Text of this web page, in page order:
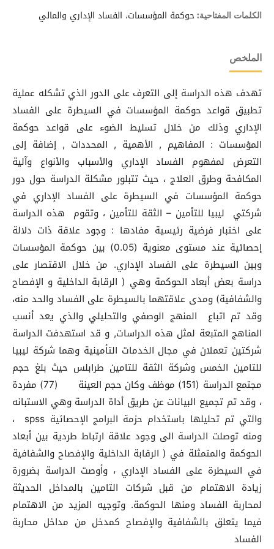
الكلمات المفتاحية: حوكمة المؤسسات، الفساد الإداري والمالي
الملخص
تهدف هذه الدراسة إلى التعرف على الدور الذي تشكله عملية
تطبيق قواعد حوكمة المؤسسات في السيطرة على الفساد
الإداري وذلك من خلال تسليط الضوء على قواعد حوكمة
المؤسسات : المفاهيم , الأهمية , المحددات , إضافة إلى
التعرض لمفهوم الفساد الإداري والأسباب والأنواع وآلية
المكافحة وطرق العلاج ، حيث تتبلور مشكلة الدراسة حول دور
حوكمة المؤسسات في السيطرة على الفساد الإداري في
شركتي ليبيا للتأمين – الثقة للتأمين ، وتقوم هذه الدراسة
على اختبار فرضية رئيسية مفادها : وجود علاقة ذات دلالة
إحصائية عند مستوى معنوية (0.05) بين حوكمة المؤسسات
وبين السيطرة على الفساد الإداري. من خلال الاقتصار على
دراسة بعض أبعاد الحوكمة وهي ( الرقابة الداخلية و الإفصاح
والشفافية) ومدى علاقتهما بالسيطرة على الفساد والحد منه،
وقد تم اتباع المنهج الوصفي والتحليلي والذي يعد أنسب
المناهج المتبعة لمثل هذه الدراسات, و قد استهدفت الدراسة
شركتين تعملان في مجال الخدمات التأمينية وهما شركة ليبيا
للتامين الخمس وشركة الثقة للتامين طرابلس حيث بلغ حجم
مجتمع الدراسة (151) موظف وكان حجم العينة (77) مفردة
، وقد تم تجميع البيانات عن طريق أداة الدراسة وهي الاستبانه
والتي تم تحليلها باستخدام حزمة البرامج الإحصائية spss ،
ومنه توصلت الدراسة الى وجود علاقة ارتباط طردية بين أبعاد
الحوكمة والمتمثلة في ( الرقابة الداخلية والإفصاح والشفافية
في السيطرة على الفساد الإداري ، وأوصت الدراسة بضرورة
زيادة الاهتمام من قبل شركات التامين بالمداخل الحديثة
لمحاربة الفساد ومنها الحوكمة. وتوجيه المزيد من الاهتمام
فيما يتعلق بالشفافية والإفصاح كمدخل من مداخل محاربة
الفساد